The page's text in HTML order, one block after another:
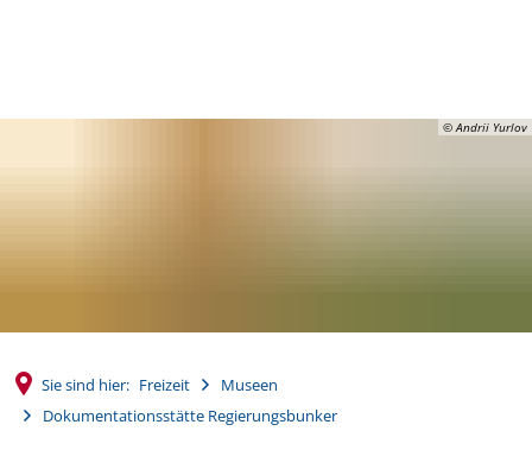
© Andrii Yurlov
Sie sind hier: Freizeit
Museen
Dokumentationsstätte Regierungsbunker